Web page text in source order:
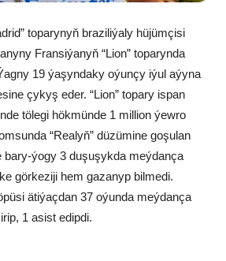
toparynyň braziliýaly hüjümçisi
Fransiýanyň “Lion” toparynda
19 ýaşyndaky oýunçy iýul aýyna
çykyş eder. “Lion” topary ispan
tölegi hökmünde 1 million ýewro
“Realyň” düzümine goşulan
bary-ýogy 3 duşuşykda meýdança
görkeziji hem gazanyp bilmedi.
ätiýaçdan 37 oýunda meýdança
1 asist edipdi.